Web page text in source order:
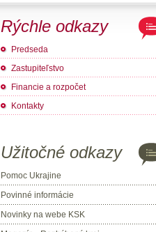
Rýchle odkazy
Predseda
Zastupiteľstvo
Financie a rozpočet
Kontakty
Užitočné odkazy
Pomoc Ukrajine
Povinné informácie
Novinky na webe KSK